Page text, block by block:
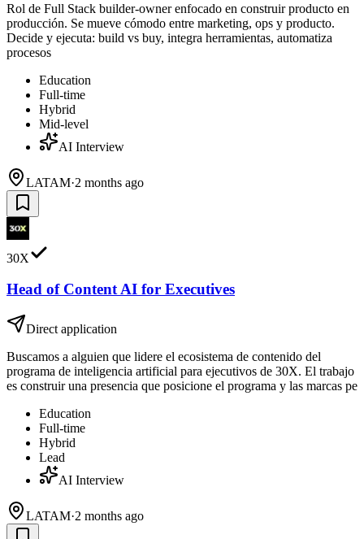
Rol de Full Stack builder-owner enfocado en construir producto en
producción. Se mueve cómodo entre marketing, ops y producto.
Decide y ejecuta: build vs buy, integra herramientas, automatiza
procesos
Education
Full-time
Hybrid
Mid-level
AI Interview
LATAM·2 months ago
30X
Head of Content AI for Executives
Direct application
Buscamos a alguien que lidere el ecosistema de contenido del
programa de inteligencia artificial para ejecutivos de 30X. El trabajo
es construir una presencia que posicione el programa y las marcas pe
Education
Full-time
Hybrid
Lead
AI Interview
LATAM·2 months ago